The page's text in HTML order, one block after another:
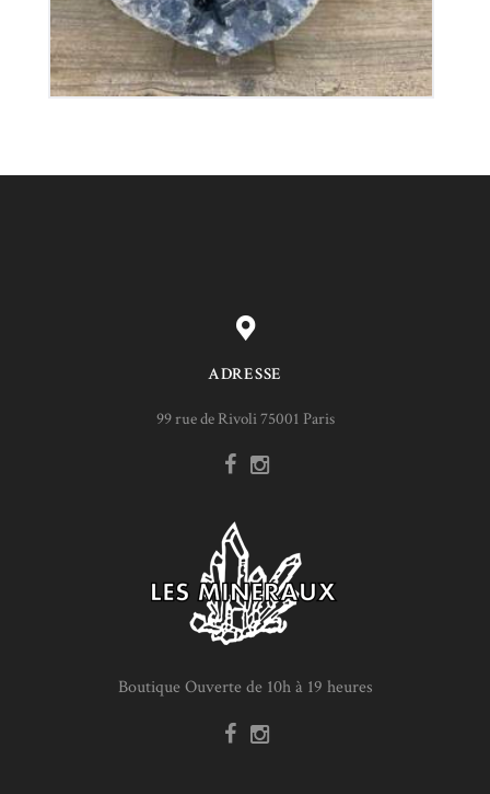
ADRESSE
99 rue de Rivoli 75001 Paris
Boutique Ouverte de 10h à 19 heures